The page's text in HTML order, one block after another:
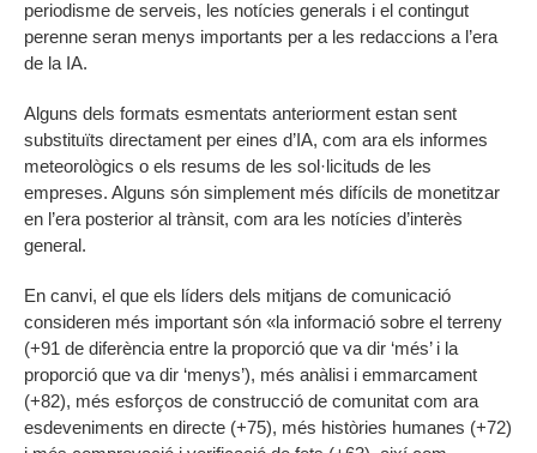
periodisme de serveis, les notícies generals i el contingut
perenne seran menys importants per a les redaccions a l’era
de la IA.
Alguns dels formats esmentats anteriorment estan sent
substituïts directament per eines d’IA, com ara els informes
meteorològics o els resums de les sol·licituds de les
empreses. Alguns són simplement més difícils de monetitzar
en l’era posterior al trànsit, com ara les notícies d’interès
general.
En canvi, el que els líders dels mitjans de comunicació
consideren més important són «la informació sobre el terreny
(+91 de diferència entre la proporció que va dir ‘més’ i la
proporció que va dir ‘menys’), més anàlisi i emmarcament
(+82), més esforços de construcció de comunitat com ara
esdeveniments en directe (+75), més històries humanes (+72)